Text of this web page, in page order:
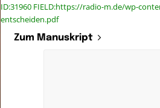
ID:31960 FIELD:https://radio-m.de/wp-
entscheiden.pdf
Zum Manuskript